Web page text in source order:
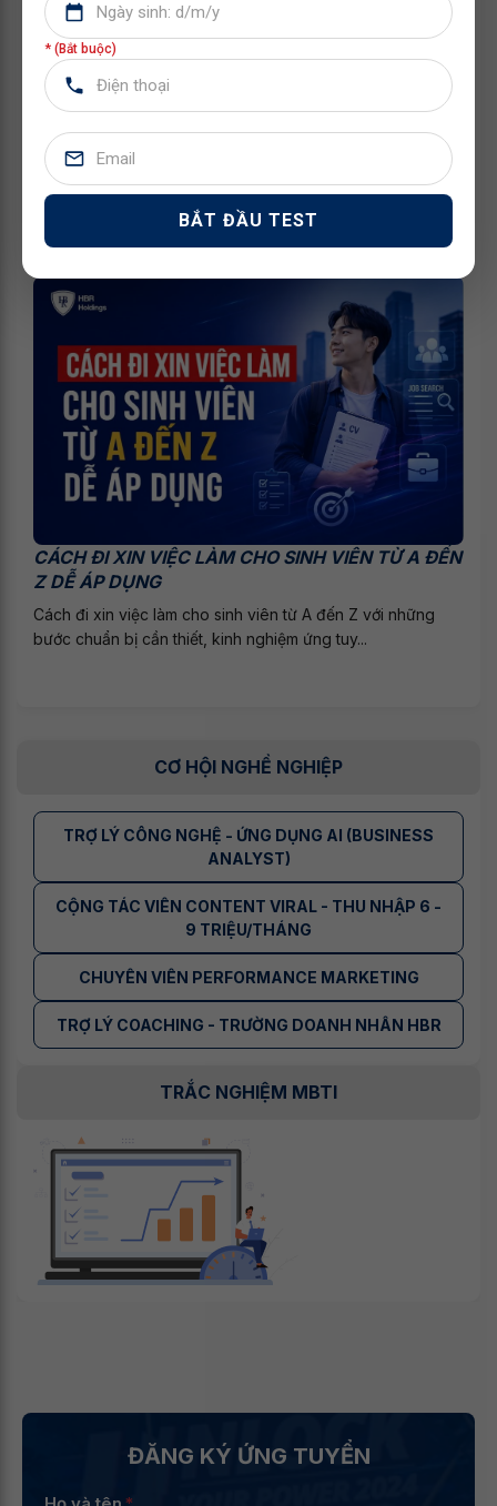
BỘ HỒ SƠ XIN VIỆC CẦN NHỮNG GÌ? HƯỚNG DẪN
CHUẨN BỊ CHI TIẾT
Bộ hồ sơ xin việc cần những gì? Cùng HBR Holdings
CÁCH ĐI XIN VIỆC LÀM CHO SINH VIÊN TỪ A ĐẾN
Z DỄ ÁP DỤNG
Cách đi xin việc làm cho sinh viên từ A đến Z với những
bước chuẩn bị cần thiết, kinh nghiệm ứng tuy...
CƠ HỘI NGHỀ NGHIỆP
TRỢ LÝ CÔNG NGHỆ - ỨNG DỤNG AI (BUSINESS
ANALYST)
CỘNG TÁC VIÊN CONTENT VIRAL - THU NHẬP 6 -
9 TRIỆU/THÁNG
CHUYÊN VIÊN PERFORMANCE MARKETING
TRỢ LÝ COACHING - TRƯỜNG DOANH NHÂN HBR
TRẮC NGHIỆM MBTI
ĐĂNG KÝ ỨNG TUYỂN
* (Bắt buộc)
BẮT ĐẦU TEST